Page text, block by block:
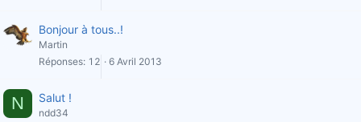
Bonjour à tous..!
Martin
Réponses 12 6 Avril 2013
N Salut !
ndd34